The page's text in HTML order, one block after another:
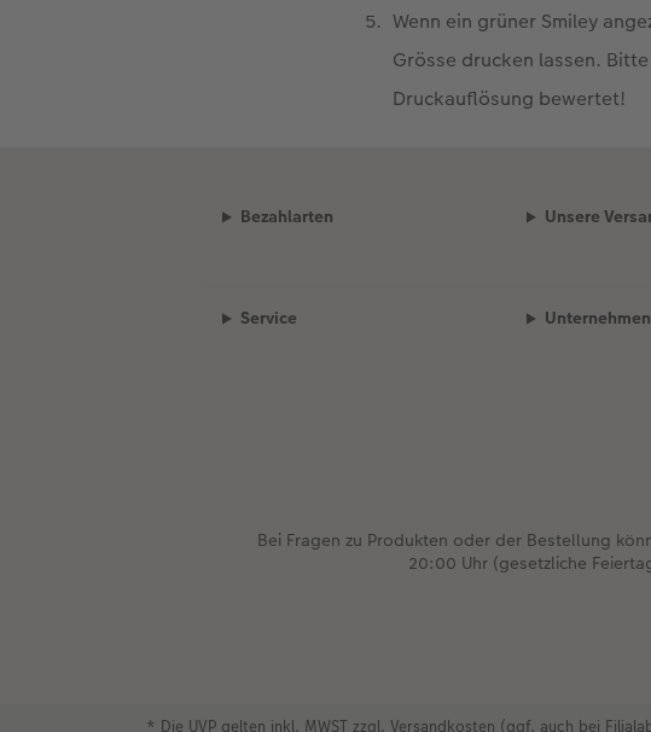
Wenn ein grüner Smiley
Grösse drucken lassen.
Druckauflösung bewertet!
Bezahlarten Unsere
Service Unternehmen
Bei Fragen zu Produkten oder der Bestellung
20:00 Uhr (gesetzliche
* Die UVP gelten inkl. MWST zzgl. Versandkosten (ggf. auch bei